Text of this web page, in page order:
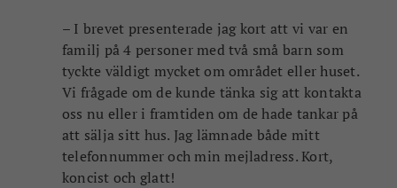
– I brevet presenterade jag kort att vi var en
familj på 4 personer med två små barn som
tyckte väldigt mycket om området eller huset.
Vi frågade om de kunde tänka sig att kontakta
oss nu eller i framtiden om de hade tankar på
att sälja sitt hus. Jag lämnade både mitt
telefonnummer och min mejladress. Kort,
koncist och glatt!